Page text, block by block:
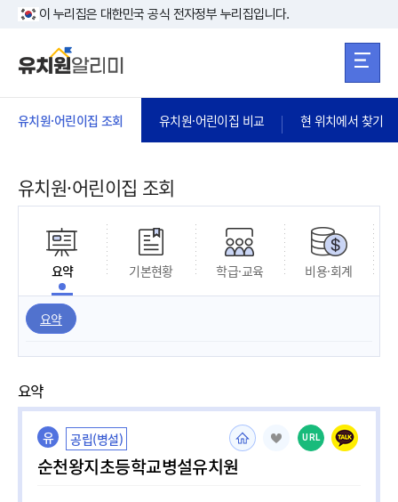
본문 바로가기
이 누리집은 대한민국 공식 전자정부 누리집입니다.
유치원·어린이집 조회 유치원·어린이집 비교 현 위치에서 찾기
유치원·어린이집 조회
요약 기본현황 학급·교육 비용·회계
요약
요약
유 공립(병설)
순천왕지초등학교병설유치원
URL